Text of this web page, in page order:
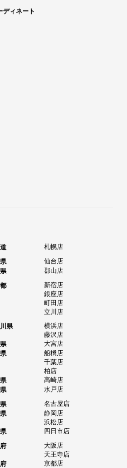
ディネート
札幌店
仙台店
郡山店
新宿店
銀座店
町田店
立川店
県
横浜店
藤沢店
大宮店
船橋店
千葉店
柏店
高崎店
水戸店
名古屋店
静岡店
浜松店
四日市店
大阪店
天王寺店
京都店